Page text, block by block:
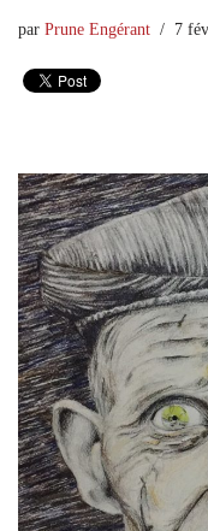
par Prune Engérant 7